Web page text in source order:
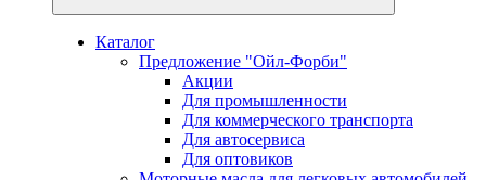
Каталог
Предложение "Ойл-Форби"
Акции
Для промышленности
Для коммерческого транспорта
Для автосервиса
Для оптовиков